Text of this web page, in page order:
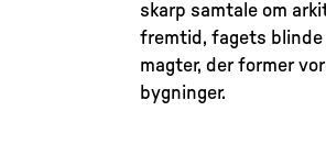
skarp samtale om
fremtid, fagets blinde
magter, der former
bygninger.